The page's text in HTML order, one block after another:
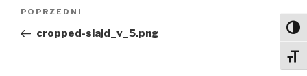
Poprzedni
wpis
POPRZEDNI
cropped-slajd_v_5.png